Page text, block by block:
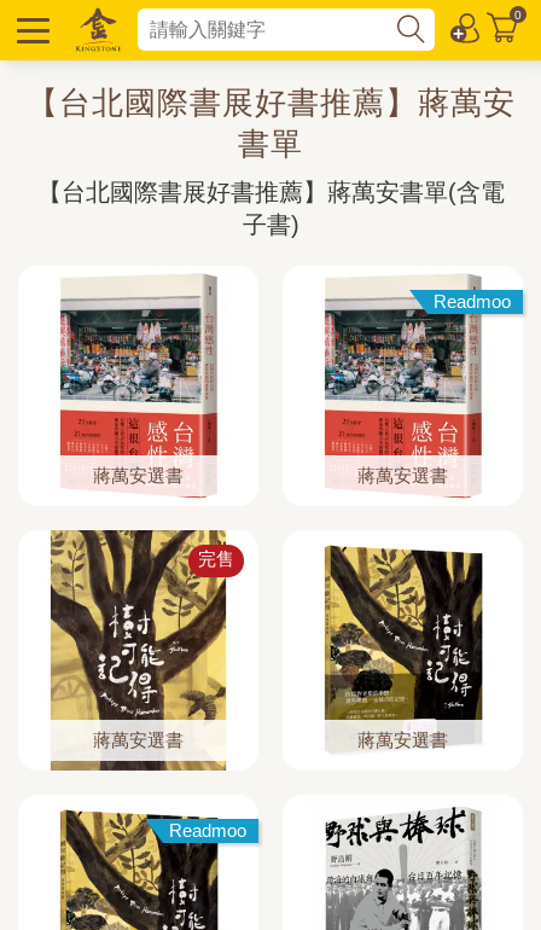
0
【台北國際書展好書推薦】蔣萬安
書單
【台北國際書展好書推薦】蔣萬安書單(含電
子書)
蔣萬安選書
Readmoo
蔣萬安選書
完售
蔣萬安選書 蔣萬安選書
Readmoo